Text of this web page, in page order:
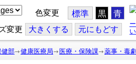
色変更 標準 黒 青
変更 大きくする 元にもどす
健部 健康医療局 医療・保険課 薬事・毒